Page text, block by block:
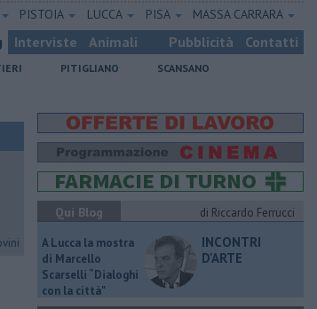
PISTOIA LUCCA PISA MASSA CARRARA
Interviste Animali Pubblicità Contatti
PITIGLIANO
SCANSANO
Qui Blog
di Riccardo Ferrucci
A Lucca la mostra
di Marcello
Scarselli “Dialoghi
con la città"
INCONTRI
D'ARTE